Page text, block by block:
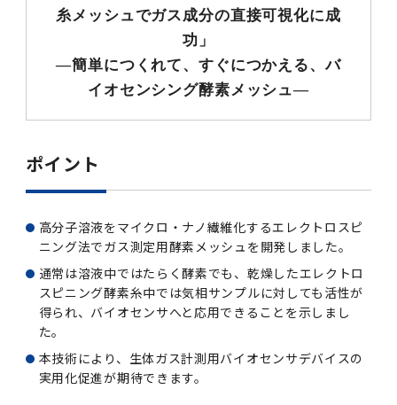
学長×歯学部学生懇談
英語版広報誌「TMDU ANNUAL NEWS」
学内向け広報誌「TMDUニュース」
写真で綴る 東京医科歯科大学トップ
第1回『学びの地』
第3回『知と癒しの匠の創造者たち』
クラウドファンディング実施プロジェクト一覧
第２期 中期目標・中期計画等について
第３期中期目標・中期計画等について
（第１期中期目標期間中）年度計画、年度評価
等について
（第２期中期目標期間中）年度計画・年度評価
（第３期中期目標期間中）年度計画・年度評価
等について
4．指定国立大学法人構想に関する進捗状況に
関連リンク先
「大学院学生の教育研究交流」に関する実施細
各複合領域コースの概要
編入学制度について（複数学士号）
医療管理政策学（MMA）コース（東京医科歯科
大学）
統計データ
東京医科歯科大学規則集
その他の情報公開
研究不正の防止
会計監査人候補者の決定について
東京医科歯科大学ダイバーシティ＆インクルー
ジョン推進宣言等
ン
女性活躍推進法による一般事業主行動計画
次世代育成支援対策推進法による一般事業主行
動計画
わくわく保育園（学内保育施設）
コンプライアンス・ハラスメントトップ
ハラスメントへの対応について
国際交流サイト
研究テーマ検索システム
学生寮について
学生保険制度について
卒業後の進路データ
サークル紹介
大学祭
歯学部サマープログラム
オンライン個別進学相談
入試説明会
キャンパス見学 ※現在は受け付けておりませ
ん
ILA国府台 公開講座等のお知らせ
キャンパス紹介
学費・入学金・奨学金について
学費・入学金・奨学金についてトップ
入学料・授業料の免除・徴収猶予について
大学院医歯学総合研究科生体検査科学講座
お問い合わせ
大学院保健衛生学研究科
Academic Year by Eligible Students
(*Autumn admission)
令和７年度（２０２５年度）総合知と癒しの次
世代フロントランナー育成プログラム（医歯学
（旧TMDU卓越大学院生制度）対象学生（秋入
Call for Applications to Science Tokyo
SPRING（MD）Program for the 2024
Academic Year by Eligible Students
(*Autumn admission)
世代フロントランナー育成プログラム（医歯学
系）「Science Tokyo SPRING (医歯学系)」
Exemption/Deferment)
奨学金について
【2026年4月入学者】入学料免除・徴収猶予申
請について（Admission Fee
Exemption&Admission Fee Deferment）
た。
奨学金についてトップ
日本学生支援機構
2025年度国立大学臨床検査学系博士後期課程
優秀賞募集について
日本学生支援機構
学生保険制度について
国民年金について
学生相談窓口
ピアサポーター
証明書関係トップ
教養部在学生
医学部在学生
障がいのある学生サポート
障がいのある学生サポートトップ
修学上の支援について
文部科学省からのお知らせ
令和７年度（２０２５年度）新入生向けPC購
入推奨仕様書
企業・官公庁・医療機関の皆様へ
在学生向け
学校推薦・求人情報について
学外就職支援イベント
インターンシップ
就職支援サイトリンク集
新型コロナウイルス感染症に伴うお知らせ
卒業後の進路及び卒業者数
サークル・学園祭トップ
お茶の水祭
施設利用
施設利用トップ
保健管理センター
学生・女性支援センター
フィットネスルーム・売店
国立美術館キャンパスメンバーズ
ボランティア
情報システム
台風等の自然災害や交通機関運休による休講措
置（湯島地区）Class Cancellation Measures
Typhoons, and Transportation
Cancellation (for the Yushima area)
新入学の大学院生へ To New Graduate
Students
博士課程 医歯学専攻
博士課程 生命理工医療科学専攻
医歯学総合研究科修士課程履修要項（シラバ
ス）
博士課程 医歯学専攻トップ
分野構成
医歯学総合研究科博士課程医歯学系専攻履修要
項（シラバス）
博士課程 国際連携専攻（ジョイント・ディグリ
博士課程 生命理工医療科学専攻
概要
分野構成
医歯学総合研究科博士課程生命理工学系専攻履
修要項（シラバス）
年報
年報トップ
2024年（25.7MB）
統合教育機構学務企画課
セミナー・特別講義
教育研究分野組織、指導教員研究内容
教育研究分野組織、指導教員研究内容トップ
履修要項（大学院シラバス）保健衛生学研究科
統合教育機構学務企画課
設置計画履行状況報告書
年報
難治疾患研究所
高等研究院
大学病院
大学病院トップ
医科（医系診療部門）
歯科（歯系診療部門）
スポーツサイエンス機構
M&Dデータ科学センター
統合教育機構
統合教育機構トップ
医学・歯学分野における数理・データサイエン
ス・AI教育開発事業
統合研究機構・統合イノベーション機構
統合研究機構・統合イノベーション機構トップ
オープンイノベーションセンター
AMED研究費の年間公募スケジュール(学内専
GAPファンド等の公募
倫理審査手続きについて
各種実験手続き例(学内専用)
研究に必要な講習会等
ES細胞/iPS細胞を使用する実験(学内専用)
各種委員会関係(学内専用)
特定認定再生医療等委員会
青い鳥広場(学内専用)
オープンイノベーションセンター
各種センター
剽窃チェックツール(学内専用)
安全保障輸出管理(学内専用)
臨床研究法における臨床研究の利益相反管理に
ついて
特定認定再生医療等委員会
ヒトES細胞倫理審査委員会
利益相反に関する説明会資料(ダウンロード)(学
内専用)
糸メッシュでガス成分の直接可視化に成
功」
―簡単につくれて、すぐにつかえる、バ
イオセンシング酵素メッシュ―
ポイント
高分子溶液をマイクロ・ナノ繊維化するエレクトロスピ
ニング法でガス測定用酵素メッシュを開発しました。
通常は溶液中ではたらく酵素でも、乾燥したエレクトロ
スピニング酵素糸中では気相サンプルに対しても活性が
得られ、バイオセンサへと応用できることを示しまし
た。
本技術により、生体ガス計測用バイオセンサデバイスの
実用化促進が期待できます。